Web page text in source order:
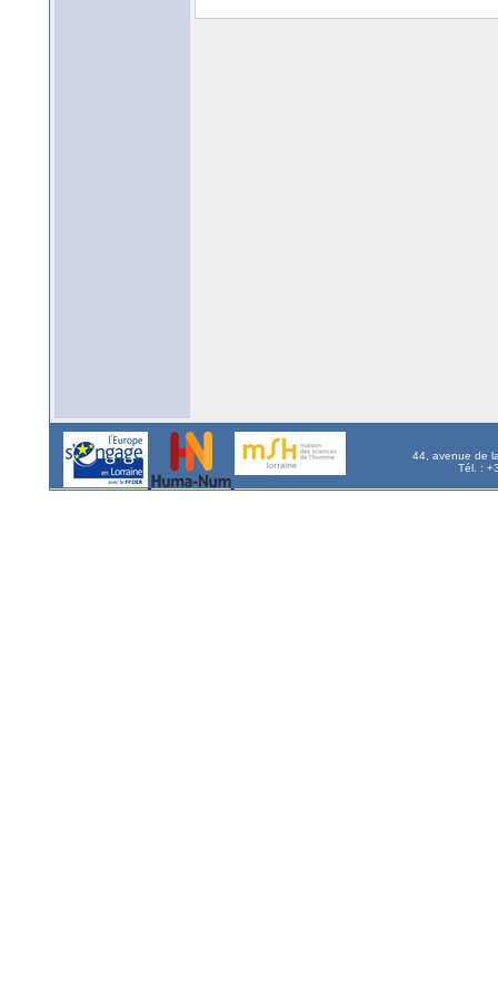
44, avenue de
Tél. :